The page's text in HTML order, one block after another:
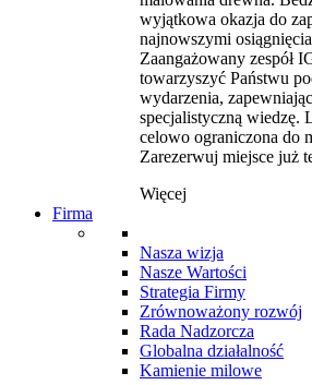
wyjątkowa okazja do
najnowszymi
Zaangażowany zespół
towarzyszyć Państwu
wydarzenia,
specjalistyczną wiedzę.
celowo ograniczona do
Zarezerwuj miejsce już
Więcej
Firma
Nasza wizja
Nasze Wartości
Strategia Firmy
Zrównoważony rozwój
Rada Nadzorcza
Globalna działalność
Kamienie milowe